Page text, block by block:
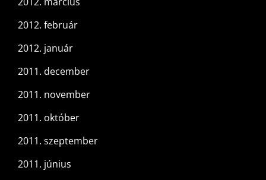
2012. február
2012. január
2011. december
2011. november
2011. október
2011. szeptember
2011. június